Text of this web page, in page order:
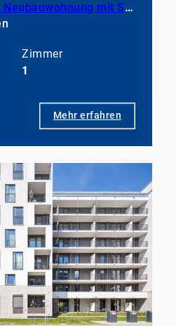
Smyles - Moderne Neubauwohnung mit Südbalkon & Einbauküche
Zimmer
1
Mehr erfahren